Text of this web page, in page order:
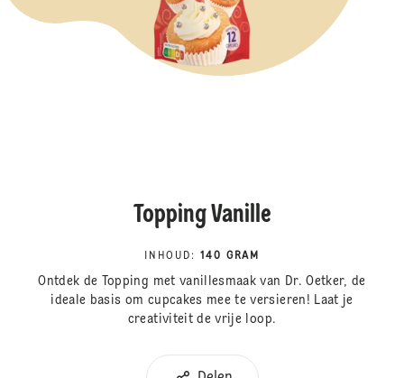
Topping Vanille
INHOUD : 140 GRAM
Ontdek de Topping met vanillesmaak van Dr. Oetker, de
ideale basis om cupcakes mee te versieren! Laat je
creativiteit de vrije loop.